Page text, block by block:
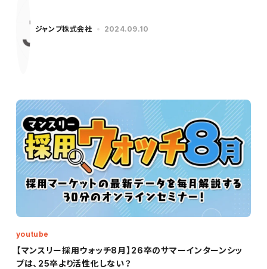
ジャンプ株式会社 2024.09.10
【マンスリー採用ウォッチ8月】26卒のサマーインターンシッ
プは、25卒より活性化しない？
youtube